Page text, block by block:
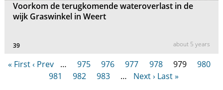
Voorkom de terugkomende wateroverlast in de
wijk Graswinkel in Weert
39 about 5 years
« First‹ Prev … 975 976 977 978 979
980
981
982 983 … Next › Last »